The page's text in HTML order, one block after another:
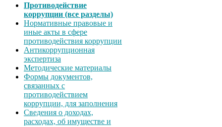
Противодействие
коррупции (все разделы)
Нормативные правовые и
иные акты в сфере
противодействия коррупции
Антикоррупционная
экспертиза
Методические материалы
Формы документов,
связанных с
противодействием
коррупции, для заполнения
Сведения о доходах,
расходах, об имуществе и